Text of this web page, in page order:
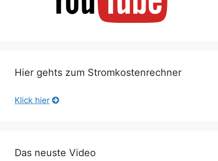
Hier gehts zum Stromkostenrechner
Klick hier
Das neuste Video